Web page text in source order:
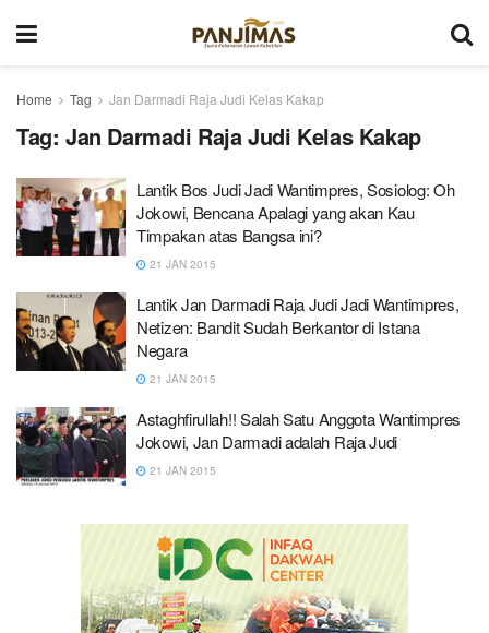
Home Tag Jan Darmadi Raja Judi Kelas Kakap
Tag: Jan Darmadi Raja Judi Kelas Kakap
Lantik Bos Judi Jadi Wantimpres, Sosiolog: Oh
Jokowi, Bencana Apalagi yang akan Kau
Timpakan atas Bangsa ini?
21 JAN 2015
Lantik Jan Darmadi Raja Judi Jadi Wantimpres,
Netizen: Bandit Sudah Berkantor di Istana
Negara
21 JAN 2015
Astaghfirullah!! Salah Satu Anggota Wantimpres
Jokowi, Jan Darmadi adalah Raja Judi
21 JAN 2015